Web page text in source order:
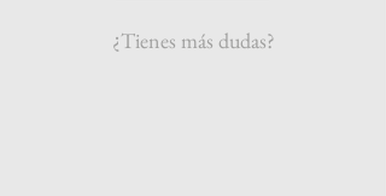
¿Tienes más dudas?